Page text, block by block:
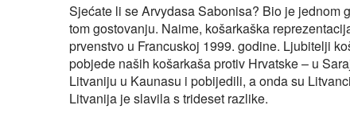
Sjećate li se Arvydasa Sabonisa? Bio je jednom
tom gostovanju. Naime, košarkaška
prvenstvo u Francuskoj 1999. godine. Ljubitelji
pobjede naših košarkaša protiv Hrvatske – u
Litvaniju u Kaunasu i pobijedili, a onda su
Litvanija je slavila s trideset razlike.